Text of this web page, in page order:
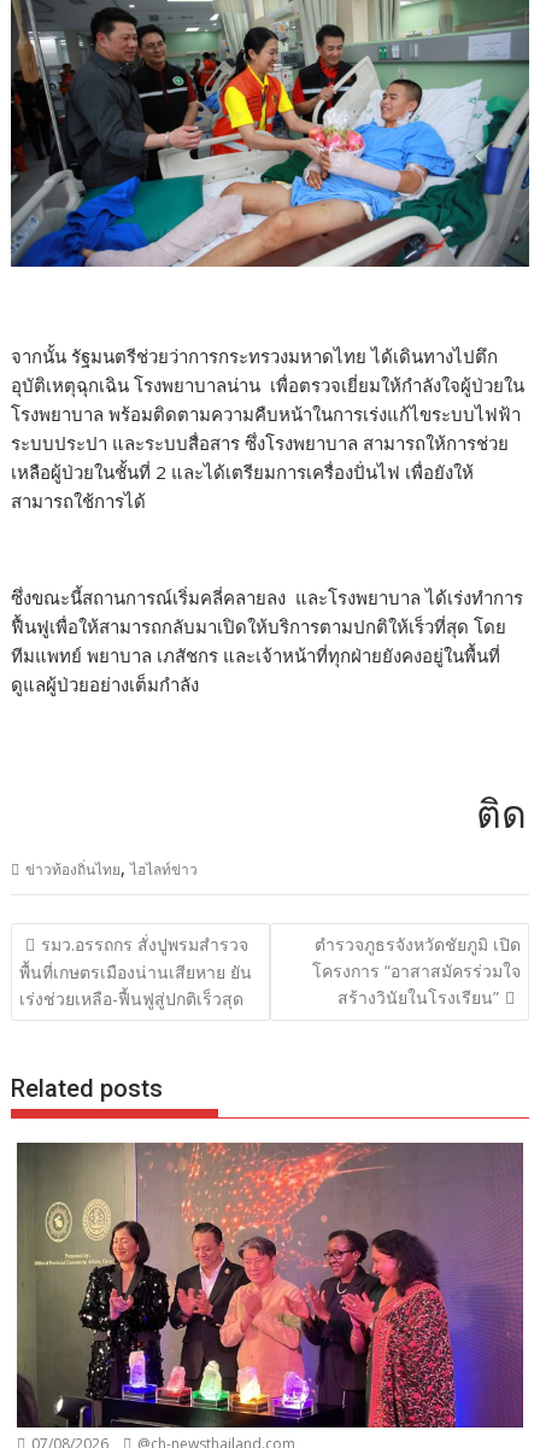
จากนั้น รัฐมนตรีช่วยว่าการกระทรวงมหาดไทย ได้เดินทางไปตึก
อุบัติเหตุฉุกเฉิน โรงพยาบาลน่าน เพื่อตรวจเยี่ยมให้กำลังใจผู้ป่วยใน
โรงพยาบาล พร้อมติดตามความคืบหน้าในการเร่งแก้ไขระบบไฟฟ้า
ระบบประปา และระบบสื่อสาร ซึ่งโรงพยาบาล สามารถให้การช่วย
เหลือผู้ป่วยในชั้นที่ 2 และได้เตรียมการเครื่องปั่นไฟ เพื่อยังให้
สามารถใช้การได้
ซึ่งขณะนี้สถานการณ์เริ่มคลี่คลายลง และโรงพยาบาล ได้เร่งทำการ
ฟื้นฟูเพื่อให้สามารถกลับมาเปิดให้บริการตามปกติให้เร็วที่สุด โดย
ทีมแพทย์ พยาบาล เภสัชกร และเจ้าหน้าที่ทุกฝ่ายยังคงอยู่ในพื้นที่
ดูแลผู้ป่วยอย่างเต็มกำลัง
ติดต่อ
ข่าวท้องถิ่นไทย,ไฮไลท์ข่าว
แนะแนว
เรื่อง
รมว.อรรถกร สั่งปูพรมสำรวจ
พื้นที่เกษตรเมืองน่านเสียหาย ยัน
เร่งช่วยเหลือ-ฟื้นฟูสู่ปกติเร็วสุด
ตำรวจภูธรจังหวัดชัยภูมิ เปิด
โครงการ “อาสาสมัครร่วมใจ
สร้างวินัยในโรงเรียน”
Related posts